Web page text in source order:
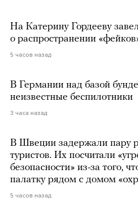
На Катерину Гордееву
о распространении
5 часов назад
В Германии над базой
неизвестные беспилотники
3 часа назад
В Швеции задержали пару
туристов. Их посчитали
безопасности» из-за того,
палатку рядом с домом
5 часов назад